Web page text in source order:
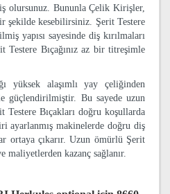
olursunuz. Bununla Çelik Kirişler,
şekilde kesebilirsiniz. Şerit Testere
yapısı sayesinde diş kırılmaları
Bıçağınız az bir titreşimle
yüksek alaşımlı yay çeliğinden
güçlendirilmiştir. Bu sayede uzun
Bıçakları doğru koşullarda
ayarlanmış makinelerde doğru diş
ortaya çıkarır. Uzun ömürlü Şerit
maliyetlerden kazanç sağlanır.